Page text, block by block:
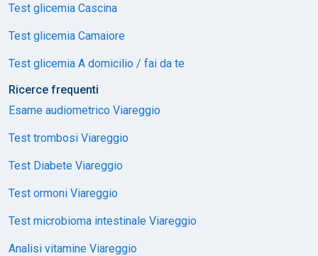
Test glicemia Cascina
Test glicemia Camaiore
Test glicemia A domicilio / fai da te
Ricerce frequenti
Esame audiometrico Viareggio
Test trombosi Viareggio
Test Diabete Viareggio
Test ormoni Viareggio
Test microbioma intestinale Viareggio
Analisi vitamine Viareggio